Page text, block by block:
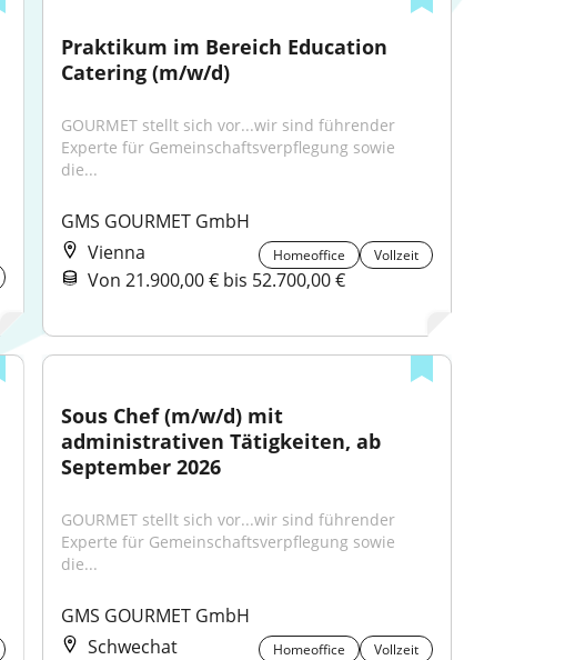
Praktikum im Bereich Education
Catering (m/w/d)
GOURMET stellt sich vor...wir sind führender
Experte für Gemeinschaftsverpflegung sowie
die...
GMS GOURMET GmbH
Vienna
Homeoffice Vollzeit
Von 21.900,00 € bis 52.700,00 €
Sous Chef (m/w/d) mit
administrativen Tätigkeiten, ab
September 2026
GOURMET stellt sich vor...wir sind führender
Experte für Gemeinschaftsverpflegung sowie
die...
GMS GOURMET GmbH
Schwechat
Homeoffice Vollzeit